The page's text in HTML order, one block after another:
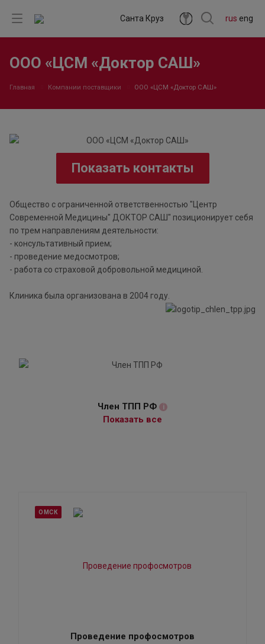
rus eng
Санта Круз
ООО «ЦСМ «Доктор САШ»
Главная Компании поставщики ООО «ЦСМ «Доктор САШ»
Показать контакты
Общество с ограниченной ответственностью "Центр
Современной Медицины" ДОКТОР САШ" позиционирует себя
по трем направлениям деятельности:
- консультативный прием;
- проведение медосмотров;
- работа со страховой добровольной медициной.
Клиника была организована в 2004 году.
Член ТПП РФ i
Показать все
ОМСК
Проведение профосмотров